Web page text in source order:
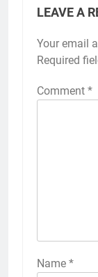
LEAVE A
Your email
Required
Comment *
Name *